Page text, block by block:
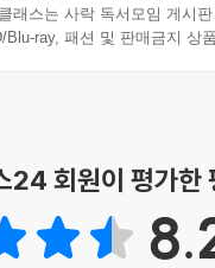
래스는 사락 독서모임 게시
Blu-ray, 패션 및 판매금지 상
24 회원이 평가한